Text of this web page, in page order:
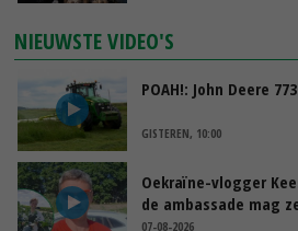
NIEUWSTE VIDEO'S
POAH!: John Deere
GISTEREN, 10:00
Oekraïne-vlogger
de ambassade mag
07-08-2026